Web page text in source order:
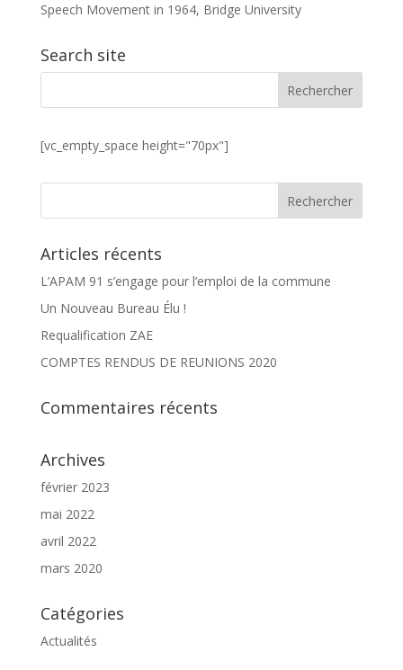
Speech Movement in 1964, Bridge University
Search site
[vc_empty_space height="70px"]
Articles récents
L’APAM 91 s’engage pour l’emploi de la commune
Un Nouveau Bureau Élu !
Requalification ZAE
COMPTES RENDUS DE REUNIONS 2020
Commentaires récents
Archives
février 2023
mai 2022
avril 2022
mars 2020
Catégories
Actualités